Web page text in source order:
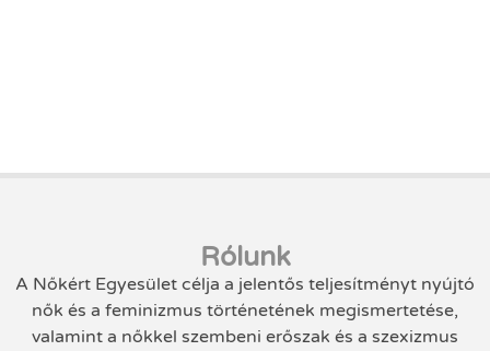
Rólunk
A Nőkért Egyesület célja a jelentős teljesítményt nyújtó
nők és a feminizmus történetének megismertetése,
valamint a nőkkel szembeni erőszak és a szexizmus